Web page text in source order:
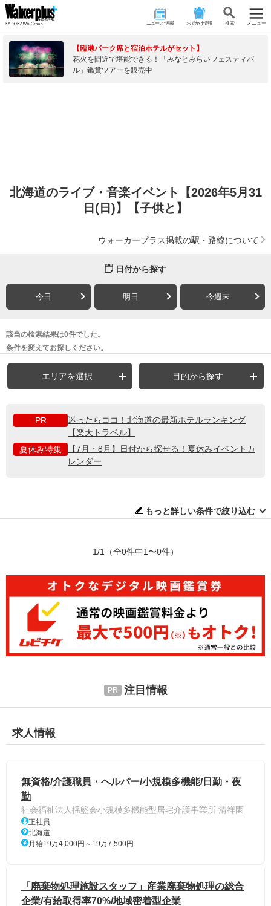
ニュース･連載 おでかけ情報 検 索 メニュー
【臨港パーク席と宿泊ホテルがセット】
花火を間近で堪能できる！「みなとみらいフェスティバ
ル」鑑賞ツアーを販売中
北海道のライブ・音楽イベント【2026年5月31
日(日)】【子供と】
ウォーカープラス掲載の駅・路線について
日付から探す
今日 明日 今週末
該当の検索結果は0件でした。
条件を変えてお探しください。
エリアを選択 目的から探す
PR
迷ったらココ！北海道の最新ホテルランキング
【楽天トラベル】
夏休み特集
【7月・8月】日付から探せる！夏休みイベントカ
レンダー
もっと詳しい条件で絞り込む
1/1 （全0件中1〜0件）
注目情報
求人情報
無資格/介護職員・ヘルパー/小規模多機能/日勤・夜
勤
社会福祉法人揺籃会小規模多機能型居宅介護事業所 清祥園
正社員
北海道
月給19万4,000円～19万7,500円
「廃棄物処理施設スタッフ」産業廃棄物処理の総合
企業/有給取得率70%/地域密着型企業